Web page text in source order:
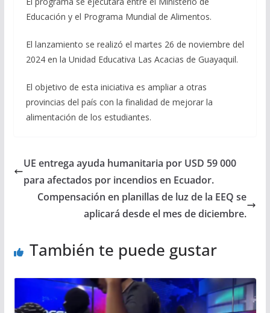
Educación y el Programa Mundial de Alimentos.
El lanzamiento se realizó el martes 26 de noviembre del
2024 en la Unidad Educativa Las Acacias de Guayaquil.
El objetivo de esta iniciativa es ampliar a otras
provincias del país con la finalidad de mejorar la
alimentación de los estudiantes.
UE entrega ayuda humanitaria por USD 59 000
para afectados por incendios en Ecuador.
Compensación en planillas de luz de la EEQ se
aplicará desde el mes de diciembre.
También te puede gustar